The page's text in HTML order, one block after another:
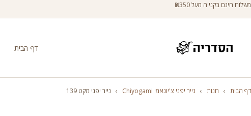
משלוח חינם בקנייה מעל ₪350
דף הבית
דף הבית › חנות › נייר יפני צ'יוגאמי Chiyogami › נייר יפני מקט 139